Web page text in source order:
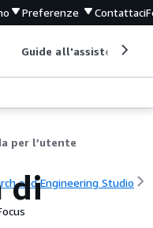
Preferenze Contattaci
Guide all'assistenza
per l’utente
and Engineering Studio
di